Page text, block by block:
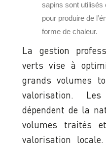
sapins sont
pour produire de
forme de chaleur.
La gestion
verts vise à
grands volumes
valorisation.
dépendent de la
volumes traités
valorisation